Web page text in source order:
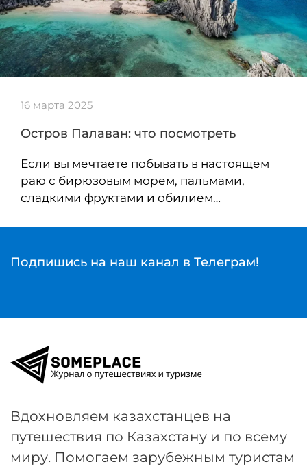
16 марта 2025
Остров Палаван: что посмотреть
Если вы мечтаете побывать в настоящем
раю с бирюзовым морем, пальмами,
сладкими фруктами и обилием…
Подпишись на наш канал в Телеграм!
Вдохновляем казахстанцев на
путешествия по Казахстану и по всему
миру. Помогаем зарубежным туристам